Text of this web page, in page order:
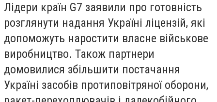
Лідери країн G7 заявили про готовність
розглянути надання Україні ліцензій, які
допоможуть наростити власне військове
виробництво. Також партнери
домовилися збільшити постачання
Україні засобів протиповітряної оборони,